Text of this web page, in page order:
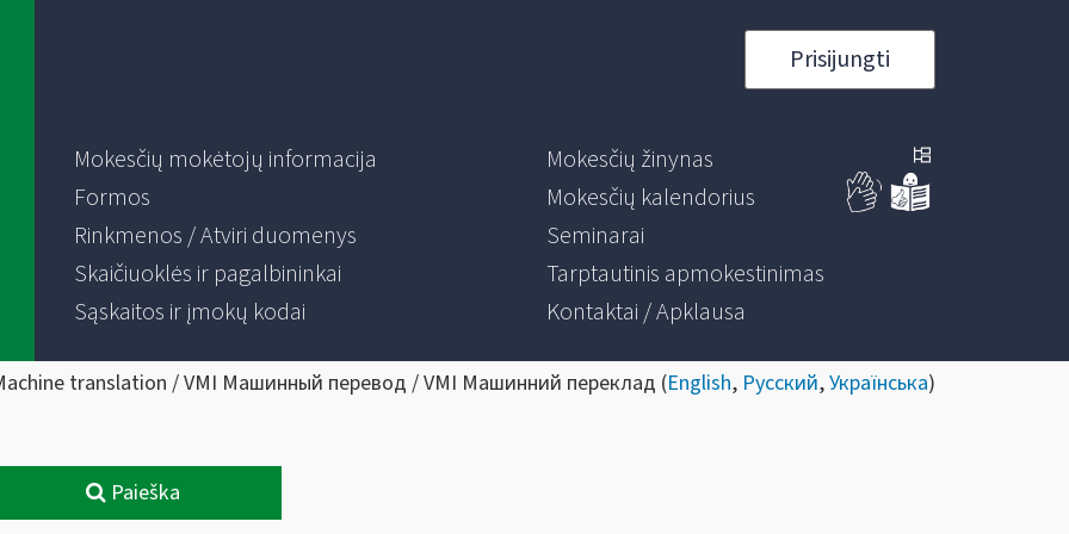
Prisijungti
Mokesčių mokėtojų informacija
Formos
Rinkmenos / Atviri duomenys
Skaičiuoklės ir pagalbininkai
Sąskaitos ir įmokų kodai
Mokesčių žinynas
Mokesčių kalendorius
Seminarai
Tarptautinis apmokestinimas
Kontaktai / Apklausa
translation / VMI Машинный перевод / VMI Машинний переклад (English, Русский,Українська)
Paieška